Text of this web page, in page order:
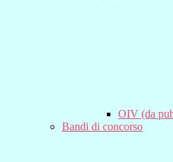
OIV (da
Bandi di concorso